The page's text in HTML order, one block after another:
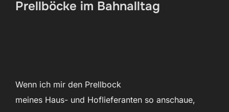
Prellböcke im Bahnalltag
Wenn ich mir den Prellbock
meines Haus- und Hoflieferanten so anschaue,